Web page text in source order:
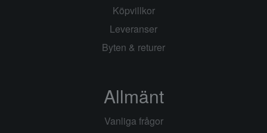
Köpvillkor
Leveranser
Byten & returer
Allmänt
Vanliga frågor